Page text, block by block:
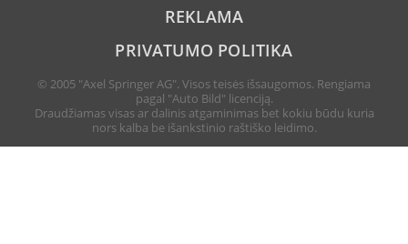
REKLAMA
PRIVATUMO POLITIKA
© 2005 "Axel Springer AG". Visos teisės išsaugomos. Rengiama
pagal "Auto Bild" licenciją.
Draudžiamas visas ar dalinis atgaminimas bet kokiu būdu kuria
nors kalba be išankstinio raštiško leidimo.